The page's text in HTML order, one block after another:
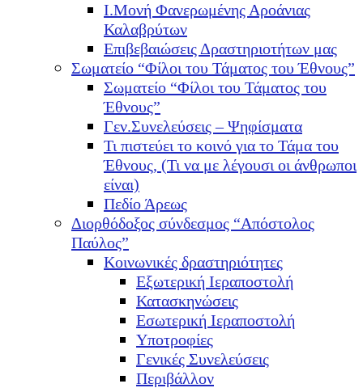
Ι.Μονή Φανερωμένης Αροάνιας
Καλαβρύτων
Επιβεβαιώσεις Δραστηριοτήτων μας
Σωματείο “Φίλοι του Τάματος του Έθνους”
Σωματείο “Φίλοι του Τάματος του
Έθνους”
Γεν.Συνελεύσεις – Ψηφίσματα
Τι πιστεύει το κοινό για το Τάμα του
Έθνους, (Τι να με λέγουσι οι άνθρωποι
είναι)
Πεδίο Άρεως
Διορθόδοξος σύνδεσμος “Απόστολος
Παύλος”
Κοινωνικές δραστηριότητες
Εξωτερική Ιεραποστολή
Κατασκηνώσεις
Εσωτερική Ιεραποστολή
Υποτροφίες
Γενικές Συνελεύσεις
Περιβάλλον